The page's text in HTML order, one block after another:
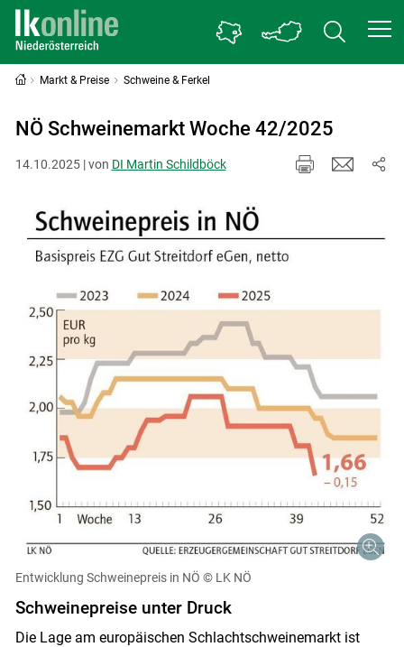
Markt & Preise Schweine & Ferkel
NÖ Schweinemarkt Woche 42/2025
14.10.2025 | von DI Martin Schildböck
Entwicklung Schweinepreis in NÖ © LK NÖ
Schweinepreise unter Druck
Die Lage am europäischen Schlachtschweinemarkt ist